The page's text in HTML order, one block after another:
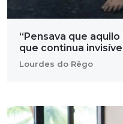
“Pensava que
que continua
Lourdes do Rêgo